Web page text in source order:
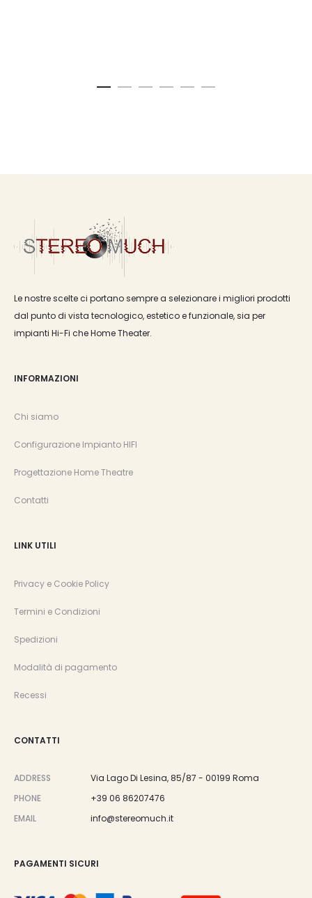
Le nostre scelte ci portano sempre a selezionare i migliori prodotti
dal punto di vista tecnologico, estetico e funzionale, sia per
impianti Hi-Fi che Home Theater.
INFORMAZIONI
Chi siamo
Configurazione Impianto HIFI
Progettazione Home Theatre
Contatti
LINK UTILI
Privacy e Cookie Policy
Termini e Condizioni
Spedizioni
Modalità di pagamento
Recessi
CONTATTI
ADDRESS
Via Lago Di Lesina, 85/87 - 00199 Roma
PHONE
+39 06 86207476
EMAIL
info@stereomuch.it
PAGAMENTI SICURI